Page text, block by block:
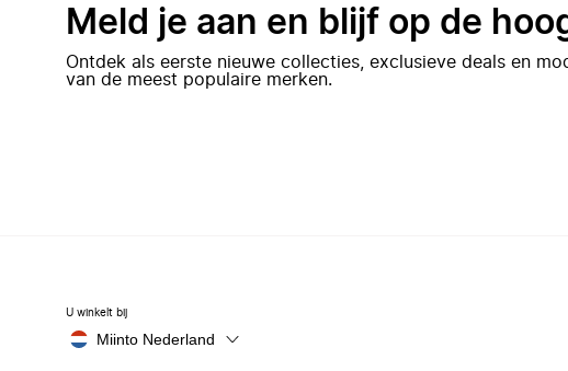
Meld je aan en blijf op de
Ontdek als eerste nieuwe collecties, exclusieve deals en
van de meest populaire merken.
U winkelt bij
Miinto Nederland